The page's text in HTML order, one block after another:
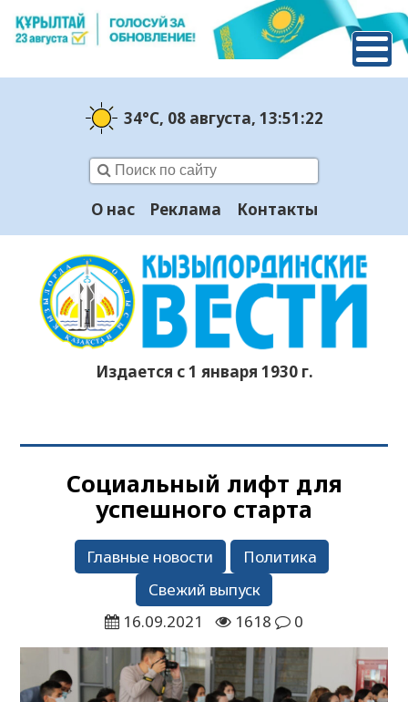
34°C, 08 августа, 13:51:23
О нас Реклама Контакты
Издается с 1 января 1930 г.
Социальный лифт для
успешного старта
Главные новости
Политика
Свежий выпуск
16.09.2021
1618 0